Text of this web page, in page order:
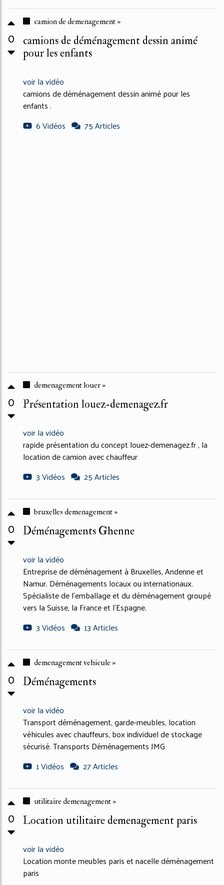
0
camion de demenagement »
camions de déménagement dessin animé
pour les enfants
voir la vidéo
camions de déménagement dessin animé pour les
enfants .
6 Vidéos
75 Articles
0
demenagement louer »
Présentation louez-demenagez.fr
voir la vidéo
rapide présentation du concept louez-demenagez.fr , la
location de camion avec chauffeur
3 Vidéos
25 Articles
0
bruxelles demenagement »
Déménagements Ghenne
voir la vidéo
Entreprise de déménagement à Bruxelles, Andenne et
Namur. Déménagements locaux ou internationaux.
Spécialiste de l´emballage et du déménagement groupé
vers la Suisse, la France et l´Espagne.
3 Vidéos
13 Articles
0
demenagement vehicule »
Déménagements
voir la vidéo
Transport déménagement, garde-meubles, location
véhicules avec chauffeurs, box individuel de stockage
sécurisé. Transports Déménagements JMG
1 Vidéos
27 Articles
0
utilitaire demenagement »
Location utilitaire demenagement paris
voir la vidéo
Location monte meubles paris et nacelle déménagement
paris